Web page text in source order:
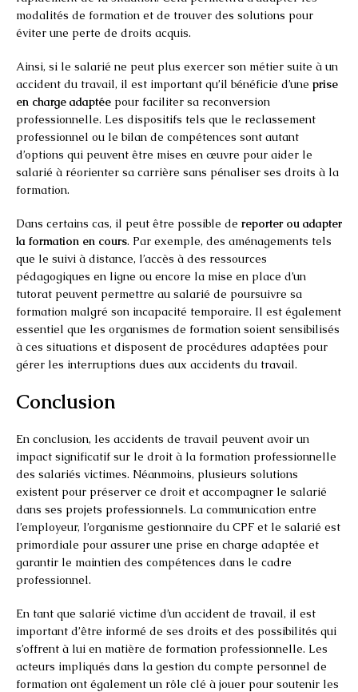
modalités de formation et de trouver des solutions pour
éviter une perte de droits acquis.
Ainsi, si le salarié ne peut plus exercer son métier suite à un
accident du travail, il est important qu’il bénéficie d’une prise
en charge adaptée pour faciliter sa reconversion
professionnelle. Les dispositifs tels que le reclassement
professionnel ou le bilan de compétences sont autant
d’options qui peuvent être mises en œuvre pour aider le
salarié à réorienter sa carrière sans pénaliser ses droits à la
formation.
Dans certains cas, il peut être possible de reporter ou adapter
la formation en cours. Par exemple, des aménagements tels
que le suivi à distance, l’accès à des ressources
pédagogiques en ligne ou encore la mise en place d’un
tutorat peuvent permettre au salarié de poursuivre sa
formation malgré son incapacité temporaire. Il est également
essentiel que les organismes de formation soient sensibilisés
à ces situations et disposent de procédures adaptées pour
gérer les interruptions dues aux accidents du travail.
Conclusion
En conclusion, les accidents de travail peuvent avoir un
impact significatif sur le droit à la formation professionnelle
des salariés victimes. Néanmoins, plusieurs solutions
existent pour préserver ce droit et accompagner le salarié
dans ses projets professionnels. La communication entre
l’employeur, l’organisme gestionnaire du CPF et le salarié est
primordiale pour assurer une prise en charge adaptée et
garantir le maintien des compétences dans le cadre
professionnel.
En tant que salarié victime d’un accident de travail, il est
important d’être informé de ses droits et des possibilités qui
s’offrent à lui en matière de formation professionnelle. Les
acteurs impliqués dans la gestion du compte personnel de
formation ont également un rôle clé à jouer pour soutenir les